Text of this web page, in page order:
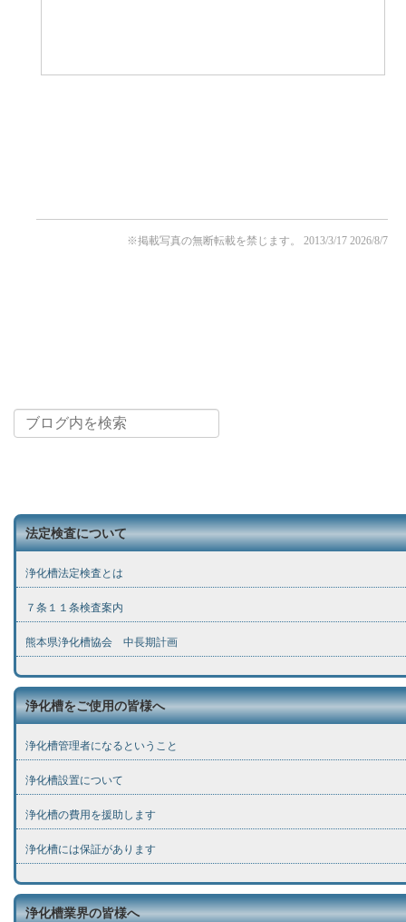
※掲載写真の無断転載を禁じます。 2013/3/17 2026/8/7
法定検査について
浄化槽法定検査とは
７条１１条検査案内
熊本県浄化槽協会 中長期計画
浄化槽をご使用の皆様へ
浄化槽管理者になるということ
浄化槽設置について
浄化槽の費用を援助します
浄化槽には保証があります
浄化槽業界の皆様へ